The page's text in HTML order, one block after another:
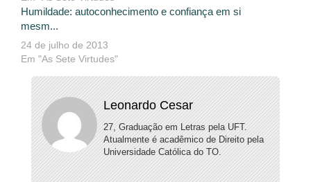
Humildade: autoconhecimento e confiança em si
mesm...
24 de julho de 2013
Em "As Sete Virtudes"
Leonardo Cesar
27, Graduação em Letras pela UFT.
Atualmente é acadêmico de Direito pela
Universidade Católica do TO.